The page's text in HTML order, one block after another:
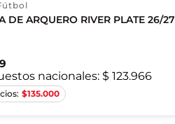
DE ARQUERO RIVER PLATE 26/27
nacionales: $ 123.966
$135.000
S M L XL